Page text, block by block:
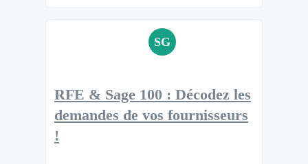
SG
RFE & Sage 100 : Décodez les
demandes de vos fournisseurs
!